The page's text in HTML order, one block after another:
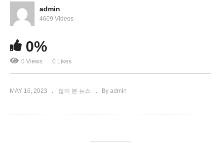
미국 가계부채 17조달러 넘었다 ‘자동차 할부 늘고
신용카드 1조달러 육박’
admin
4609 Videos
0%
0 Views 0 Likes
MAY 16, 2023 많이 본 뉴스 By admin